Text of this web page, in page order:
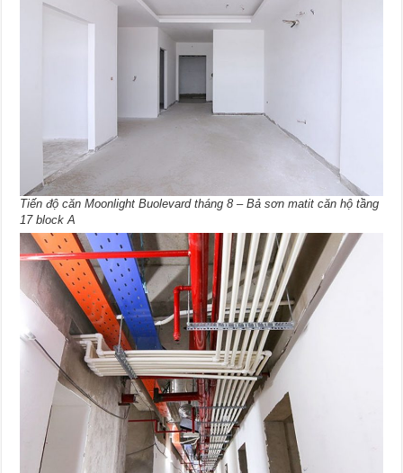
Tiến độ căn Moonlight Buolevard tháng 8 – Bả sơn matit căn hộ tầng
17 block A